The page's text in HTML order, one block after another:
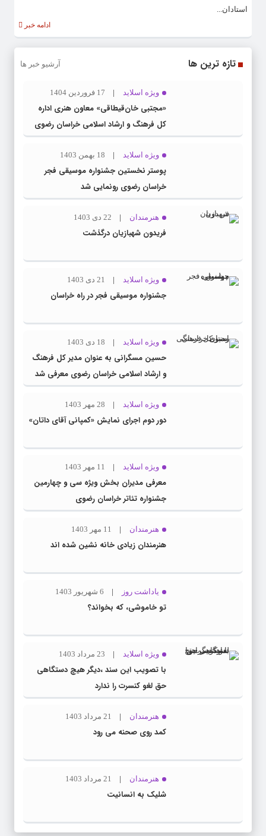
استادان...
ادامه خبر
تازه ترین ها آرشیو خبر ها
ویژه اسلاید 17 فروردین 1404
«مجتبی خان‌قیطاقی» معاون هنری اداره
کل فرهنگ و ارشاد اسلامی خراسان رضوی
شد
ویژه اسلاید 18 بهمن 1403
پوستر نخستین جشنواره موسیقی فجر
خراسان رضوی رونمایی شد
هنرمندان 22 دی 1403
فریدون شهبازیان درگذشت
ویژه اسلاید 21 دی 1403
جشنواره موسیقی فجر در راه خراسان
ویژه اسلاید 18 دی 1403
حسین مسگرانی به عنوان مدیر کل فرهنگ
و ارشاد اسلامی خراسان رضوی معرفی شد
ویژه اسلاید 28 مهر 1403
دور دوم اجرای نمایش «کمپانی آقای داتان»
ویژه اسلاید 11 مهر 1403
معرفی مدیران بخش ویژه سی و چهارمین
جشنواره تئاتر خراسان رضوی
هنرمندان 11 مهر 1403
هنرمندان زیادی خانه نشین شده اند
یاداشت روز 6 شهریور 1403
تو خاموشی، که بخواند؟
ویژه اسلاید 23 مرداد 1403
با تصویب این سند ،دیگر هیچ دستگاهی
حق لغو کنسرت را ندارد
هنرمندان 21 مرداد 1403
کمد روی صحنه می رود
هنرمندان 21 مرداد 1403
شلیک به انسانیت